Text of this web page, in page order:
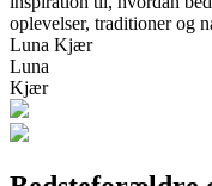
oplevelser, traditioner og
Luna Kjær
Luna
Kjær